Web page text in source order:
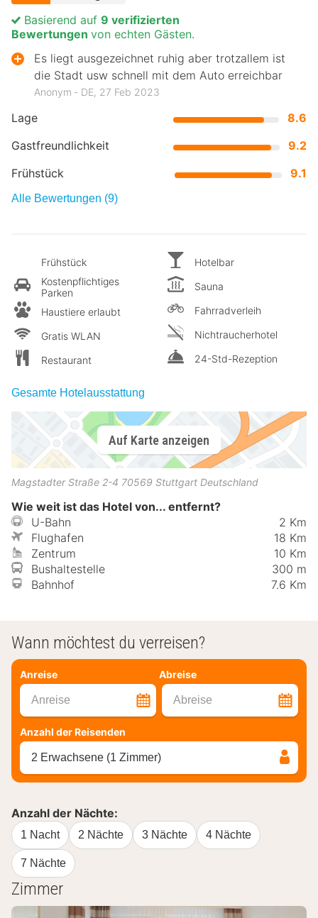
Lage
8.6
Gastfreundlichkeit
9.2
Frühstück
9.1
Basierend auf 9 verifizierten
Bewertungen von echten Gästen.
Es liegt ausgezeichnet ruhig aber trotzallem ist
die Stadt usw schnell mit dem Auto erreichbar
Anonym ‐ DE, 27 Feb 2023
Alle Bewertungen (9)
Frühstück
Kostenpflichtiges
Parken
Haustiere erlaubt
Gratis WLAN
Restaurant
Hotelbar
Sauna
Fahrradverleih
Nichtraucherhotel
24-Std-Rezeption
Gesamte Hotelausstattung
Auf Karte anzeigen
Magstadter Straße 2-4 70569 Stuttgart Deutschland
Wie weit ist das Hotel von... entfernt?
U-Bahn
2 Km
Flughafen
18 Km
Zentrum
10 Km
Bushaltestelle
300 m
Bahnhof
7.6 Km
Wann möchtest du verreisen?
Anreise Abreise
Anreise Abreise
Anzahl der Reisenden
2 Erwachsene (1 Zimmer)
Anzahl der Nächte:
1 Nacht 2 Nächte 3 Nächte 4 Nächte
7 Nächte
Zimmer